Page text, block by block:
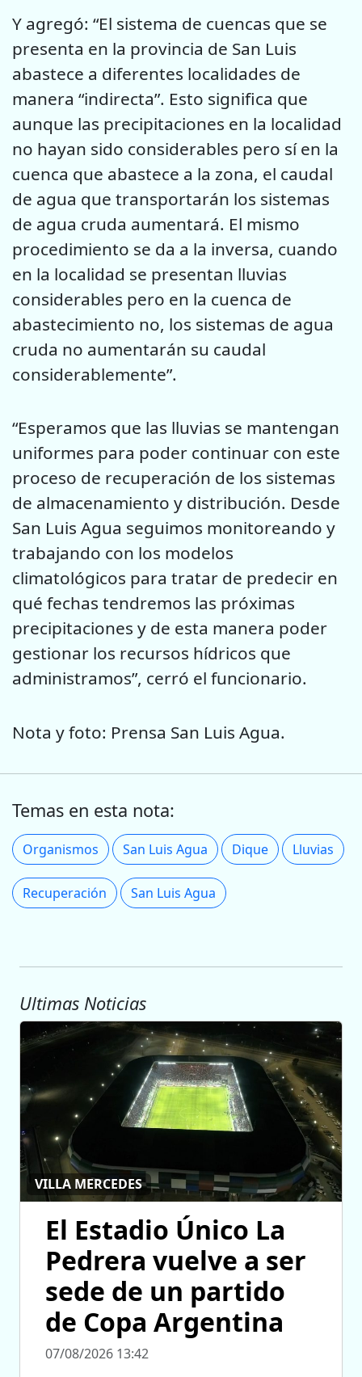
Y agregó: “El sistema de cuencas que se
presenta en la provincia de San Luis
abastece a diferentes localidades de
manera “indirecta”. Esto significa que
aunque las precipitaciones en la localidad
no hayan sido considerables pero sí en la
cuenca que abastece a la zona, el caudal
de agua que transportarán los sistemas
de agua cruda aumentará. El mismo
procedimiento se da a la inversa, cuando
en la localidad se presentan lluvias
considerables pero en la cuenca de
abastecimiento no, los sistemas de agua
cruda no aumentarán su caudal
considerablemente”.
“Esperamos que las lluvias se mantengan
uniformes para poder continuar con este
proceso de recuperación de los sistemas
de almacenamiento y distribución. Desde
San Luis Agua seguimos monitoreando y
trabajando con los modelos
climatológicos para tratar de predecir en
qué fechas tendremos las próximas
precipitaciones y de esta manera poder
gestionar los recursos hídricos que
administramos”, cerró el funcionario.
Nota y foto: Prensa San Luis Agua.
Temas en esta nota:
Organismos San Luis Agua Dique Lluvias
Recuperación San Luis Agua
Ultimas Noticias
VILLA MERCEDES
El Estadio Único La
Pedrera vuelve a ser
sede de un partido
de Copa Argentina
07/08/2026 13:42